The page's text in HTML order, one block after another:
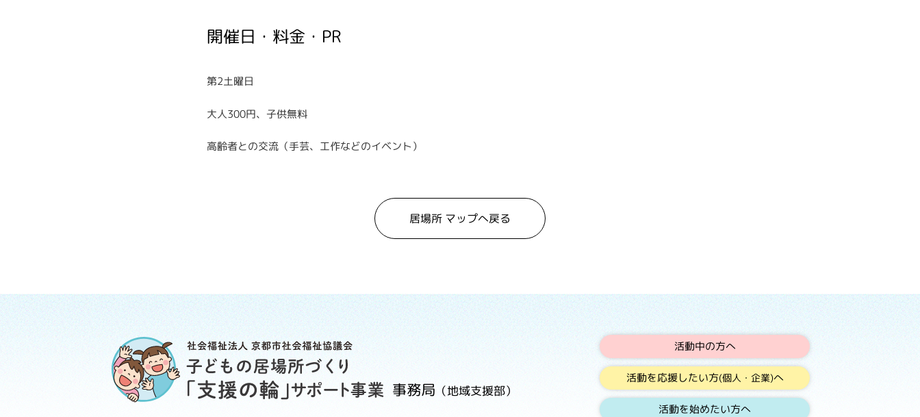
開催日・料金・PR
第2土曜日
大人300円、子供無料
高齢者との交流（手芸、工作などのイベント）
居場所 マップへ戻る
事務局 （地域支援部）
活動中の方へ
活動を応援したい方(個人・企業)へ
活動を始めたい方へ